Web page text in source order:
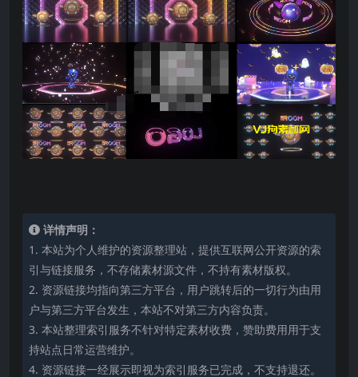
详情声明：
1. 本站为个人维护的资源整理站，提供互联网公开资源的索
引与链接服务，不存储素材源文件，不持有素材版权。
2. 资源链接均指向第三方平台，用户跳转后的一切行为由用
户与第三方平台发生，本站不对第三方内容负责。
3. 本站整理索引服务不针对特定素材收费，赞助费用用于支
持站点日常运营维护。
4. 资源链接一经展示即视为索引服务已完成，不支持退还。